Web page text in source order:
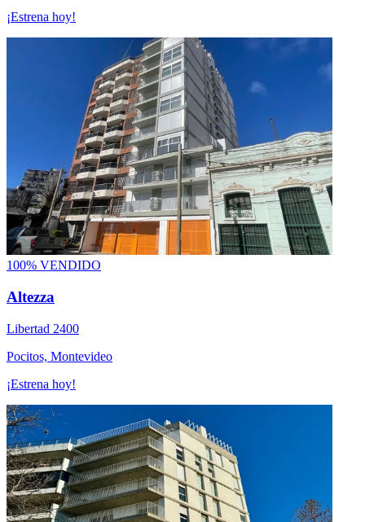
¡Estrena hoy!
100% VENDIDO
Altezza
Libertad 2400
Pocitos, Montevideo
¡Estrena hoy!